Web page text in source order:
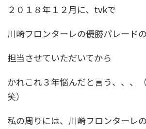
２０１８年１２月に、tvkで
川崎フロンターレの優勝パレード
担当させていただいてから
かれこれ３年悩んだと言う、、、
笑）
私の周りには、川崎フロンターレ